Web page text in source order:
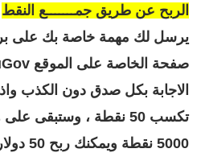
الربح عن طريق جمـــــــع النقط
يرسل لك مهمة خاصة بك على
الاجابة بكل صدق دون الكذب
تكسب 50 نقطة ، وستبقى